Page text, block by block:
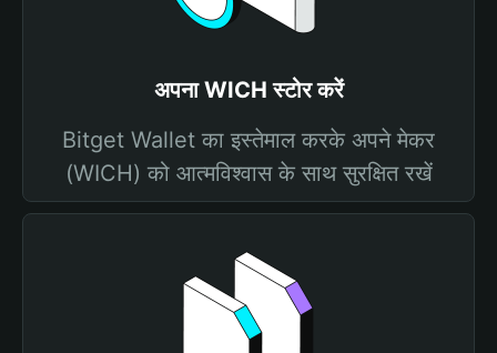
अपना WICH स्टोर करें
Bitget Wallet का इस्तेमाल करके अपने मेकर
(WICH) को आत्मविश्वास के साथ सुरक्षित रखें